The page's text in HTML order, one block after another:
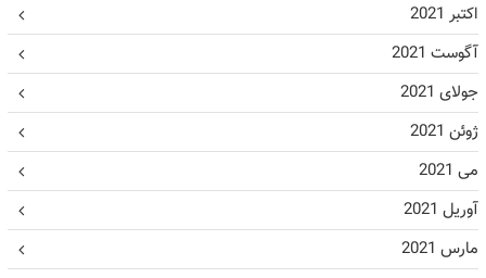
اکتبر 2021
آگوست 2021
جولای 2021
ژوئن 2021
می 2021
آوریل 2021
مارس 2021